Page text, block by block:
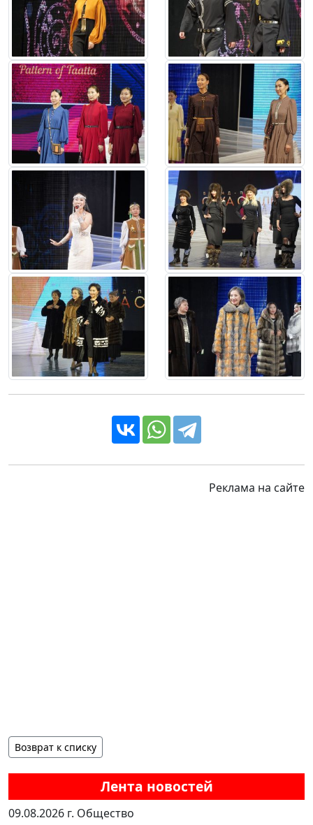
Лента новостей
09.08.2026 г. Общество
Реклама на сайте
Возврат к списку